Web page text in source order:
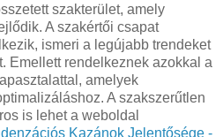
szakterület, amely
A szakértői csapat
ismeri a legújabb trendeket
Emellett rendelkeznek azokkal a
amelyek
A szakszerűtlen
is lehet a weboldal
Kazánok Jelentősége -